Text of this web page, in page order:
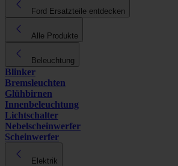
Ford Ersatzteile entdecken
Alle Produkte
Beleuchtung
Blinker
Bremsleuchten
Glühbirnen
Innenbeleuchtung
Lichtschalter
Nebelscheinwerfer
Scheinwerfer
Elektrik